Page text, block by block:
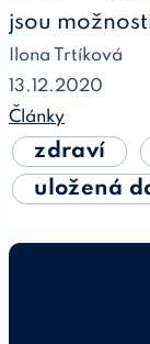
jsou
Ilona Trtíková
13.12.2020
Články
zdraví
uložená